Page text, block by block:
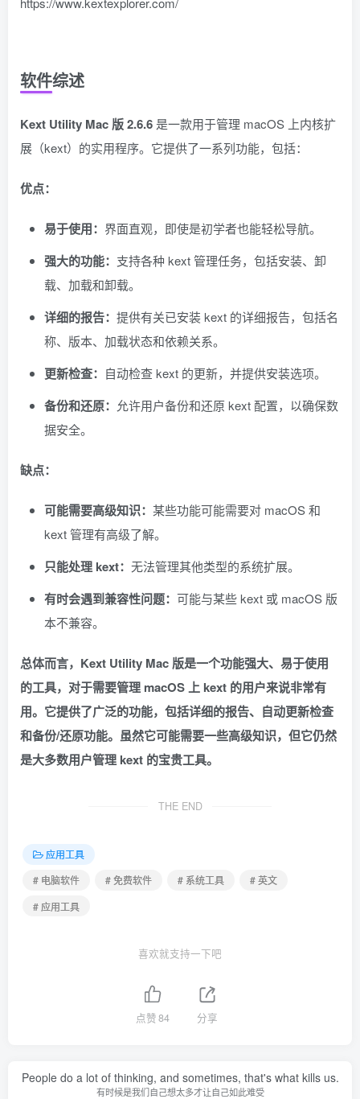
软件综述
Kext Utility Mac 版 2.6.6 是一款用于管理 macOS 上内核扩
展（kext）的实用程序。它提供了一系列功能，包括：
优点：
易于使用： 界面直观，即使是初学者也能轻松导航。
强大的功能： 支持各种 kext 管理任务，包括安装、卸
载、加载和卸载。
详细的报告： 提供有关已安装 kext 的详细报告，包括名
称、版本、加载状态和依赖关系。
更新检查： 自动检查 kext 的更新，并提供安装选项。
备份和还原： 允许用户备份和还原 kext 配置，以确保数
据安全。
缺点：
可能需要高级知识： 某些功能可能需要对 macOS 和
kext 管理有高级了解。
只能处理 kext： 无法管理其他类型的系统扩展。
有时会遇到兼容性问题： 可能与某些 kext 或 macOS 版
本不兼容。
总体而言，Kext Utility Mac 版是一个功能强大、易于使用
的工具，对于需要管理 macOS 上 kext 的用户来说非常有
用。它提供了广泛的功能，包括详细的报告、自动更新检查
和备份/还原功能。虽然它可能需要一些高级知识，但它仍然
是大多数用户管理 kext 的宝贵工具。
THE END
应用工具
# 电脑软件
# 免费软件 # 系统工具
# 英文
# 应用工具
喜欢就支持一下吧
点赞84 分享
People do a lot of thinking, and sometimes, that's what kills us.
有时候是我们自己想太多才让自己如此难受